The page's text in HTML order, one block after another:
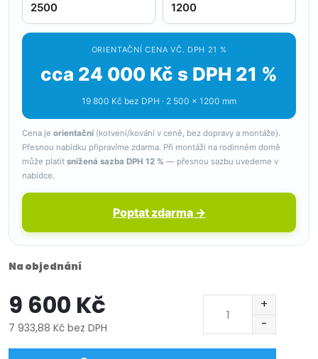
ORIENTAČNÍ CENA VČ. DPH 21 %
cca 24 000 Kč s DPH 21 %
19 800 Kč bez DPH · 2 500 × 1200 mm
Cena je orientační (kotvení/kování v ceně, bez dopravy a montáže).
Přesnou nabídku připravíme zdarma. Při montáži na rodinném domě
může platit snížená sazba DPH 12 % — přesnou sazbu uvedeme v
nabídce.
Poptat zdarma →
Na objednání
9 600 Kč
7 933,88 Kč bez DPH